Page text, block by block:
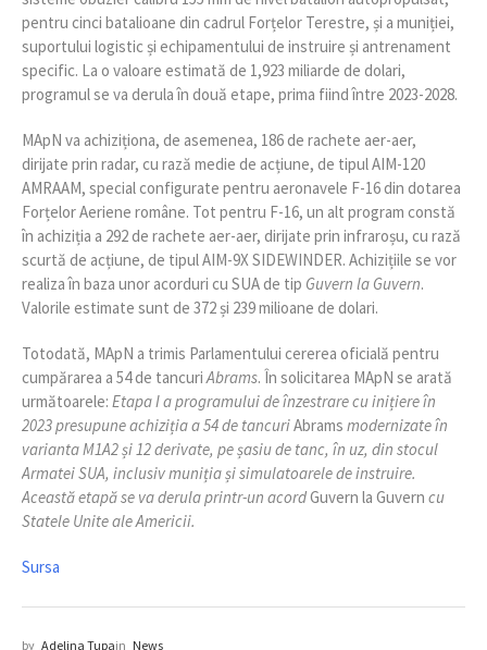
pentru cinci batalioane din cadrul Forțelor Terestre, și a muniției,
suportului logistic și echipamentului de instruire și antrenament
specific. La o valoare estimată de 1,923 miliarde de dolari,
programul se va derula în două etape, prima fiind între 2023-2028.
MApN va achiziționa, de asemenea, 186 de rachete aer-aer,
dirijate prin radar, cu rază medie de acțiune, de tipul AIM-120
AMRAAM, special configurate pentru aeronavele F-16 din dotarea
Forțelor Aeriene române. Tot pentru F-16, un alt program constă
în achiziția a 292 de rachete aer-aer, dirijate prin infraroșu, cu rază
scurtă de acțiune, de tipul AIM-9X SIDEWINDER. Achizițiile se vor
realiza în baza unor acorduri cu SUA de tip Guvern la Guvern.
Valorile estimate sunt de 372 și 239 milioane de dolari.
Totodată, MApN a trimis Parlamentului cererea oficială pentru
cumpărarea a 54 de tancuriAbrams. În solicitarea MApN se arată
următoarele: Etapa I a programului de înzestrare cu inițiere în
2023 presupune achiziția a 54 de tancuriAbrams modernizate în
varianta M1A2 și 12 derivate, pe șasiu de tanc, în uz, din stocul
Armatei SUA, inclusiv muniția și simulatoarele de instruire.
Această etapă se va derula printr-un acordGuvern la Guvern cu
Statele Unite ale Americii.
Sursa
by Adelina Tupain News